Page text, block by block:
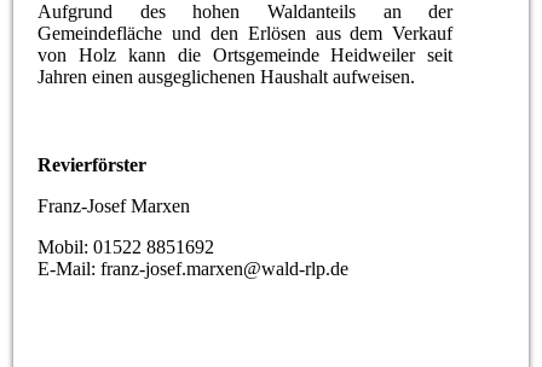
Aufgrund des hohen Waldanteils an der
Gemeindefläche und den Erlösen aus dem Verkauf
von Holz kann die Ortsgemeinde Heidweiler seit
Jahren einen ausgeglichenen Haushalt aufweisen.
Revierförster
Franz-Josef Marxen
Mobil: 01522 8851692
E-Mail: franz-josef.marxen@wald-rlp.de